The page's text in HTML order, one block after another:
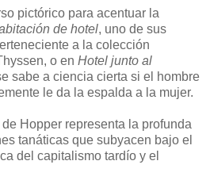
pictórico para acentuar la
de hotel, uno de sus
a la colección
o en Hotel junto al
sabe a ciencia cierta si el hombre
le da la espalda a la mujer.
Hopper representa la profunda
tanáticas que subyacen bajo el
del capitalismo tardío y el